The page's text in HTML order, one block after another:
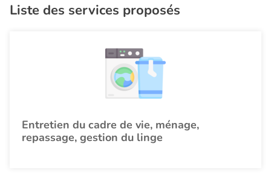
Liste des services proposés
Entretien du cadre de vie, ménage,
repassage, gestion du linge